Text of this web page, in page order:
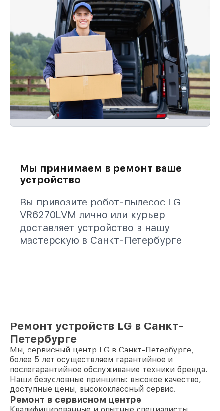
Мы принимаем в ремонт ваше
устройство
Вы привозите робот-пылесос LG
VR6270LVM лично или курьер
доставляет устройство в нашу
мастерскую в Санкт-Петербурге
Ремонт устройств LG в Санкт-
Петербурге
Мы, сервисный центр LG в Санкт-Петербурге,
более 5 лет осуществляем гарантийное и
послегарантийное обслуживание техники бренда.
Наши безусловные принципы: высокое качество,
доступные цены, высококлассный сервис.
Ремонт в сервисном центре